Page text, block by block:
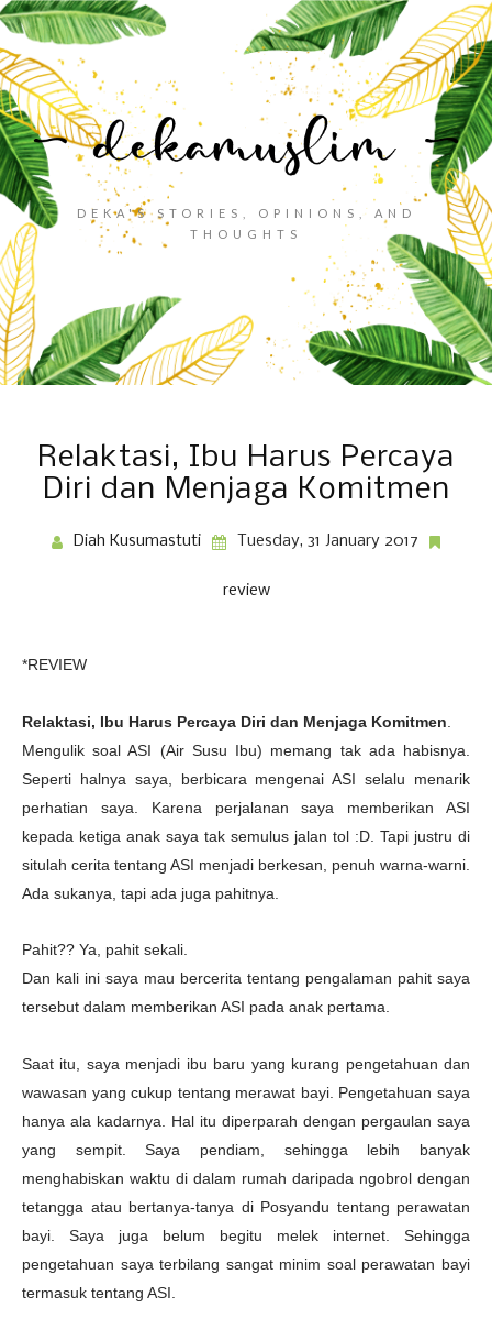
DEKA'S STORIES, OPINIONS, AND
THOUGHTS
Relaktasi, Ibu Harus Percaya
Diri dan Menjaga Komitmen
Diah Kusumastuti Tuesday, 31 January 2017
review
*REVIEW
Relaktasi, Ibu Harus Percaya Diri dan Menjaga Komitmen
Mengulik soal ASI (Air Susu Ibu) memang tak ada habisnya.
Seperti halnya saya, berbicara mengenai ASI selalu menarik
perhatian saya. Karena perjalanan saya memberikan ASI
kepada ketiga anak saya tak semulus jalan tol :D. Tapi justru di
situlah cerita tentang ASI menjadi berkesan, penuh warna-warni.
Ada sukanya, tapi ada juga pahitnya.
Pahit?? Ya, pahit sekali.
Dan kali ini saya mau bercerita tentang pengalaman pahit saya
tersebut dalam memberikan ASI pada anak pertama.
Saat itu, saya menjadi ibu baru yang kurang pengetahuan dan
wawasan yang cukup tentang merawat bayi. Pengetahuan saya
hanya ala kadarnya. Hal itu diperparah dengan pergaulan saya
yang sempit. Saya pendiam, sehingga lebih banyak
menghabiskan waktu di dalam rumah daripada ngobrol dengan
tetangga atau bertanya-tanya di Posyandu tentang perawatan
bayi. Saya juga belum begitu melek internet. Sehingga
pengetahuan saya terbilang sangat minim soal perawatan bayi
termasuk tentang ASI.